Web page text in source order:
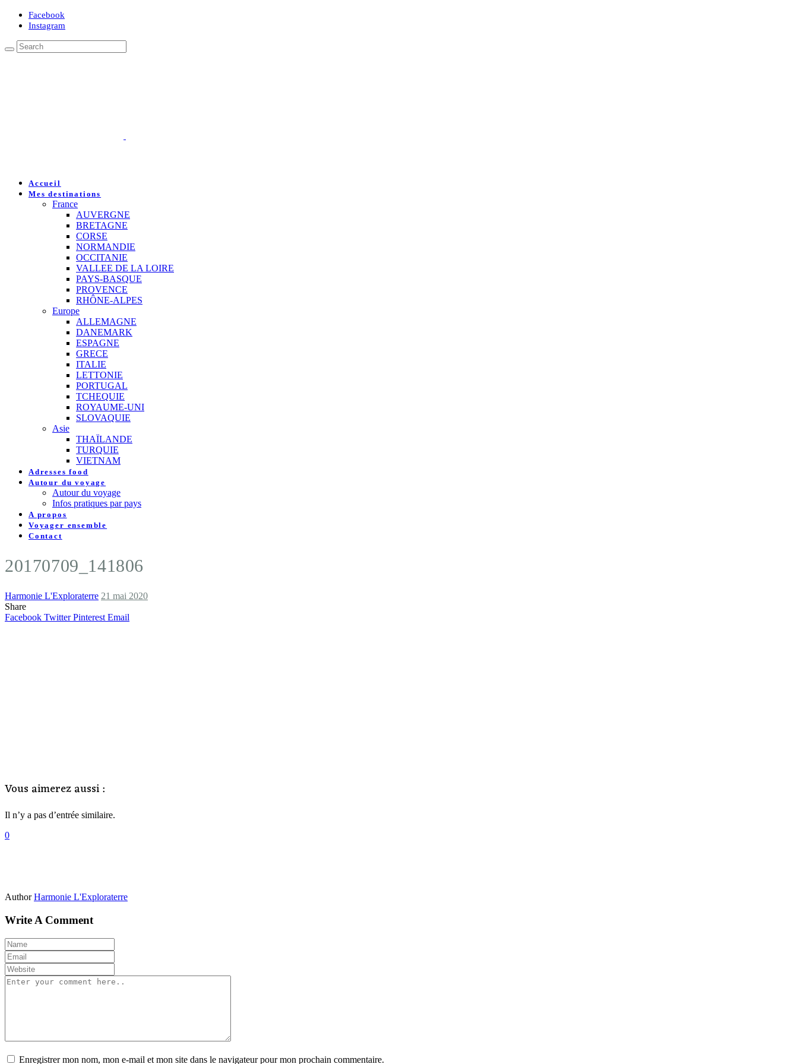
Facebook
Instagram
Accueil
Mes destinations
France
AUVERGNE
BRETAGNE
CORSE
NORMANDIE
OCCITANIE
VALLEE DE LA LOIRE
PAYS-BASQUE
PROVENCE
RHÔNE-ALPES
Europe
ALLEMAGNE
DANEMARK
ESPAGNE
GRECE
ITALIE
LETTONIE
PORTUGAL
TCHEQUIE
ROYAUME-UNI
SLOVAQUIE
Asie
THAÏLANDE
TURQUIE
VIETNAM
Adresses food
Autour du voyage
Autour du voyage
Infos pratiques par pays
A propos
Voyager ensemble
Contact
20170709_141806
Harmonie L'Exploraterre 21 mai 2020
Share
Facebook Twitter Pinterest Email
Vous aimerez aussi :
Il n’y a pas d’entrée similaire.
0
Author Harmonie L'Exploraterre
Write A Comment
Enregistrer mon nom, mon e-mail et mon site dans le navigateur pour mon prochain commentaire.